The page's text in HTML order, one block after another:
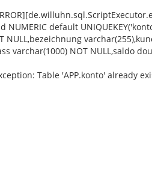
NUMERIC default
NULL,bezeichnung
varchar(1000) NOT NULL,saldo
Table 'APP.konto' already